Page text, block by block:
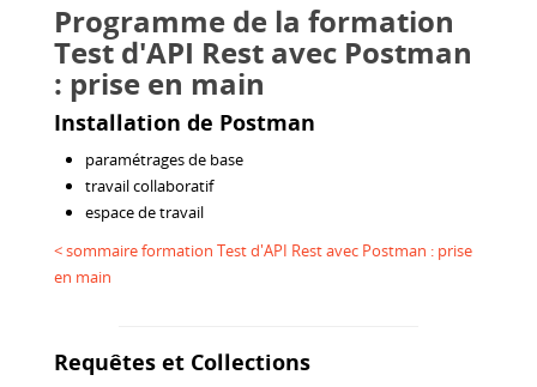
Programme de la formation
Test d'API Rest avec Postman
: prise en main
Installation de Postman
paramétrages de base
travail collaboratif
espace de travail
< sommaire formation Test d'API Rest avec Postman : prise
en main
Requêtes et Collections